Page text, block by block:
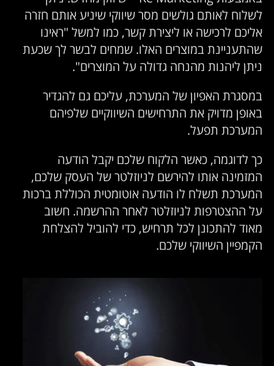
לשלוח לאותם גולשים מסר שיווקי שיניע אותם חזרה
אליכם לרכישה או ליצירת קשר, כמו למשל "ראינו
שהתעניינת במוצרים האלו. שמחים לבשר לך שכעת
ניתן ליהנות מהנחה גדולה על המוצרים".
במסגרת האפיון של המערכת, עליכם גם להגדיר
באופן מדויק את התרחישים השיווקיים שלפיהם
המערכת תפעל.
כך לדוגמה, כאשר הלקוח שלכם יקבל הודעה
המזמינה אותו להירשם לניוזלטר של העסק שלכם,
המערכת תשלח לו הודעה אוטומטית הכוללת ברכות
על ההצטרפות לניוזלטר לאחר ההרשמה. חשוב
מאוד להתכונן לכל תרחיש, כדי להוביל להצלחת
הקמפיין השיווקי שלכם.